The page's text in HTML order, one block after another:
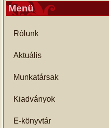
Menü
Rólunk
Aktuális
Munkatársak
Kiadványok
E-könyvtár